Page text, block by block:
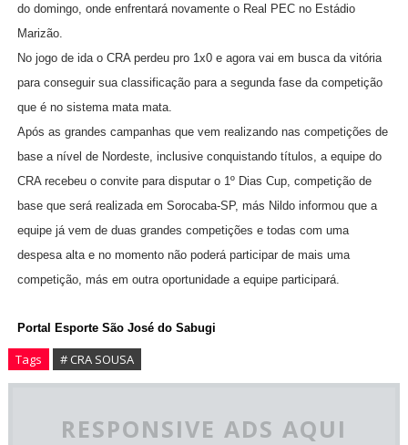
do domingo, onde enfrentará novamente o Real PEC no Estádio
Marizão.
No jogo de ida o CRA perdeu pro 1x0 e agora vai em busca da vitória
para conseguir sua classificação para a segunda fase da competição
que é no sistema mata mata.
Após as grandes campanhas que vem realizando nas competições de
base a nível de Nordeste, inclusive conquistando títulos, a equipe do
CRA recebeu o convite para disputar o 1º Dias Cup, competição de
base que será realizada em Sorocaba-SP, más Nildo informou que a
equipe já vem de duas grandes competições e todas com uma
despesa alta e no momento não poderá participar de mais uma
competição, más em outra oportunidade a equipe participará.
Portal Esporte São José do Sabugi
Tags # CRA SOUSA
RESPONSIVE ADS AQUI